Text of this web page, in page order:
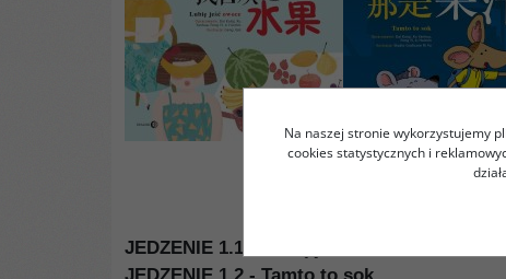
JEDZENIE 1.1 - Lubię jeść owoce
Na naszej stronie wykorzystujemy
cookies statystycznych i